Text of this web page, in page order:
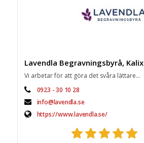
Lavendla Begravningsbyrå, Kalix
Vi arbetar för att göra det svåra lättare...
0923 - 30 10 28
info@lavendla.se
https://www.lavendla.se/